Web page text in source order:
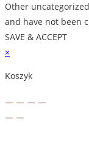
Other
and have not been
SAVE & ACCEPT
×
Koszyk